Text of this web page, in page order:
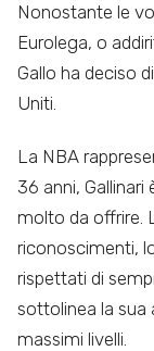
Nonostante le
Eurolega, o
Gallo ha deciso
Uniti.
La NBA
36 anni,
molto da offrire.
riconoscimenti,
rispettati di
sottolinea la sua
massimi livelli.